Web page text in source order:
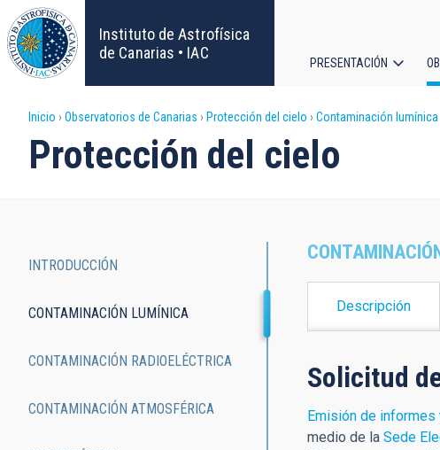
Pasar
al
contenido
principal
Instituto de Astrofísica
de Canarias • IAC
principal
PRESENTACIÓN
Sobrescribir
enlaces
la
navegación
Inicio Observatorios de Canarias Protección del cielo Contaminación lumínica
Protección del cielo
Descripción
Solicitud
Emisión de informes
medio de la Sede
navigation
INTRODUCCIÓN
CONTAMINACIÓN LUMÍNICA
CONTAMINACIÓN RADIOELÉCTRICA
CONTAMINACIÓN ATMOSFÉRICA